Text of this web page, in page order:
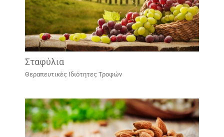
Σταφύλια
Θεραπευτικές Ιδιότητες Τροφών